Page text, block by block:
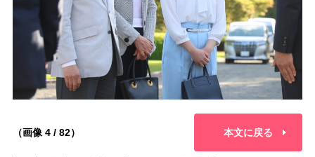
（画像 4 / 82） 本文に戻る